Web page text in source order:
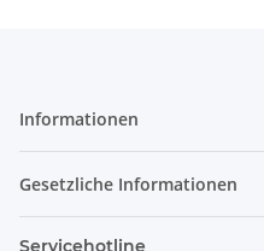
Informationen
Gesetzliche Informationen
Servicehotline